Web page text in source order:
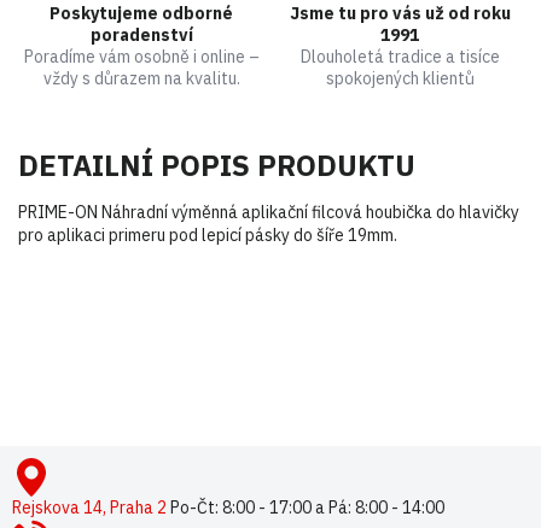
Poskytujeme odborné
poradenství
Poradíme vám osobně i online –
vždy s důrazem na kvalitu.
Jsme tu pro vás už od roku
1991
Dlouholetá tradice a tisíce
spokojených klientů
DETAILNÍ POPIS PRODUKTU
PRIME-ON Náhradní výměnná aplikační filcová houbička do hlavičky
pro aplikaci primeru pod lepicí pásky do šíře 19mm.
pRejskova 14, Praha 2 Po-Čt: 8:00 - 17:00 a Pá: 8:00 - 14:00